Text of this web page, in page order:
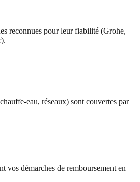
reconnues pour leur fiabilité (Grohe,
eau, réseaux) sont couvertes par
vos démarches de remboursement en